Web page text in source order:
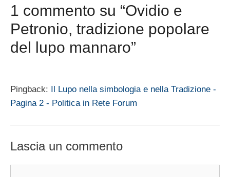
1 commento su “Ovidio e
Petronio, tradizione popolare
del lupo mannaro”
Pingback: Il Lupo nella simbologia e nella Tradizione -
Pagina 2 - Politica in Rete Forum
Lascia un commento